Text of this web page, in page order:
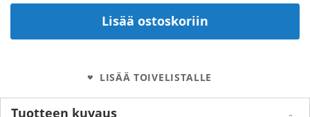
Lisää ostoskoriin
LISÄÄ TOIVELISTALLE
Tuotteen kuvaus